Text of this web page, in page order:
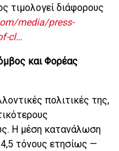
τιμολογεί διάφορους
media/press-
cl…
και Φορέας
πολιτικές της,
Η μέση κατανάλωση
τόνους ετησίως —